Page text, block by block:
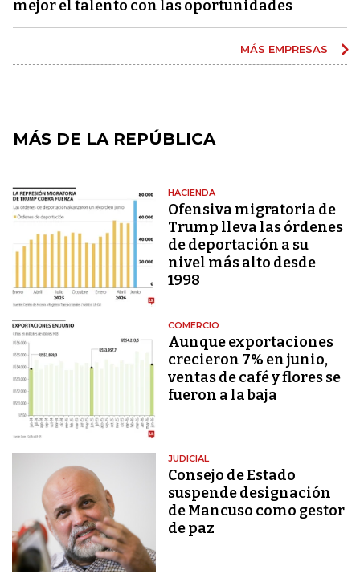
mejor el talento con las oportunidades
MÁS EMPRESAS
MÁS DE LA REPÚBLICA
HACIENDA
Ofensiva migratoria de
Trump lleva las órdenes
de deportación a su
nivel más alto desde
1998
COMERCIO
Aunque exportaciones
crecieron 7% en junio,
ventas de café y flores se
fueron a la baja
JUDICIAL
Consejo de Estado
suspende designación
de Mancuso como gestor
de paz